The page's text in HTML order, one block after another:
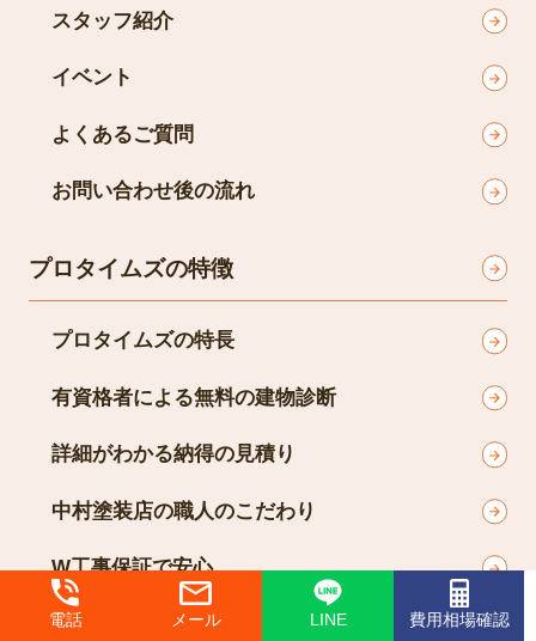
スタッフ紹介
イベント
よくあるご質問
お問い合わせ後の流れ
プロタイムズの特徴
プロタイムズの特長
有資格者による無料の建物診断
詳細がわかる納得の見積り
中村塗装店の職人のこだわり
W工事保証で安心
高性能のオリジナル塗料
電話 メール LINE 費用相場確認